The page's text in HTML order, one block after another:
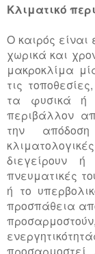
Κλιματικό
Ο καιρός είναι
χωρικά και
μακροκλίμα
τις
τα φυσικά ή
περιβάλλον
την
διεγείρουν
πνευματικές
ή το
προσπάθεια
προσαρμοστεί